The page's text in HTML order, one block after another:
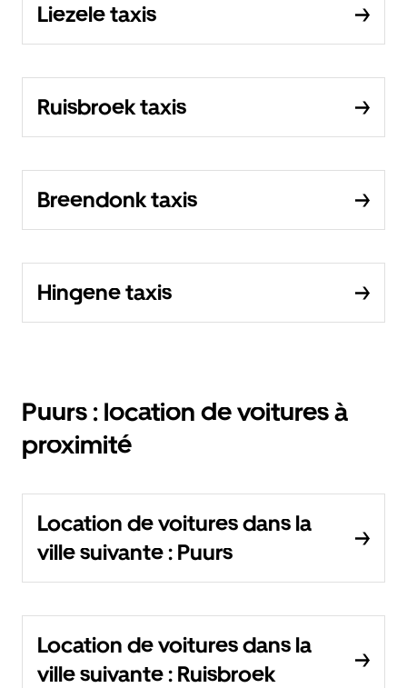
Liezele taxis
Ruisbroek taxis
Breendonk taxis
Hingene taxis
Puurs : location de voitures à
proximité
Location de voitures dans la
ville suivante : Puurs
Location de voitures dans la
ville suivante : Ruisbroek